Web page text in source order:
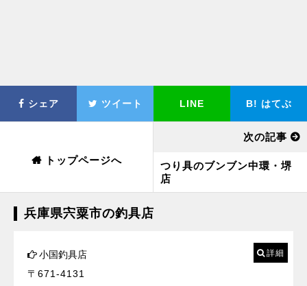
シェア ツイート LINE B! はてぶ
トップページへ
次の記事
つり具のブンブン中環・堺
店
兵庫県宍粟市の釣具店
小国釣具店
〒671-4131
詳細